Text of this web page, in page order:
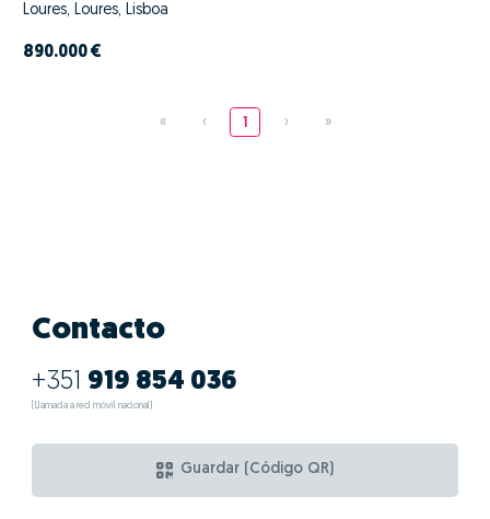
Loures, Loures, Lisboa
890.000 €
« ‹ 1 › »
Contacto
+351 919 854 036
(Llamada a red móvil nacional)
Guardar (Código QR)